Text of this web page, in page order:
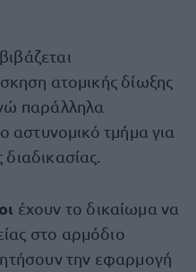
ατομικής δίωξης
παράλληλα
αστυνομικό τμήμα για
έχουν το δικαίωμα να
στο αρμόδιο
την εφαρμογή